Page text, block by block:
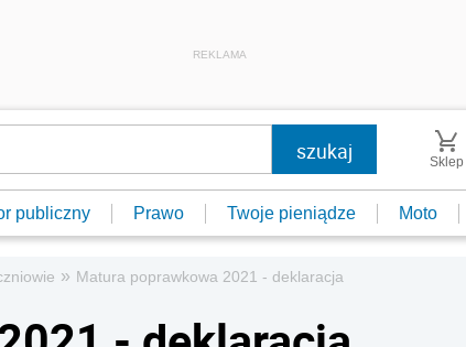
REKLAMA
Sklep
publiczny Prawo Twoje pieniądze Moto
» Matura poprawkowa 2021 - deklaracja